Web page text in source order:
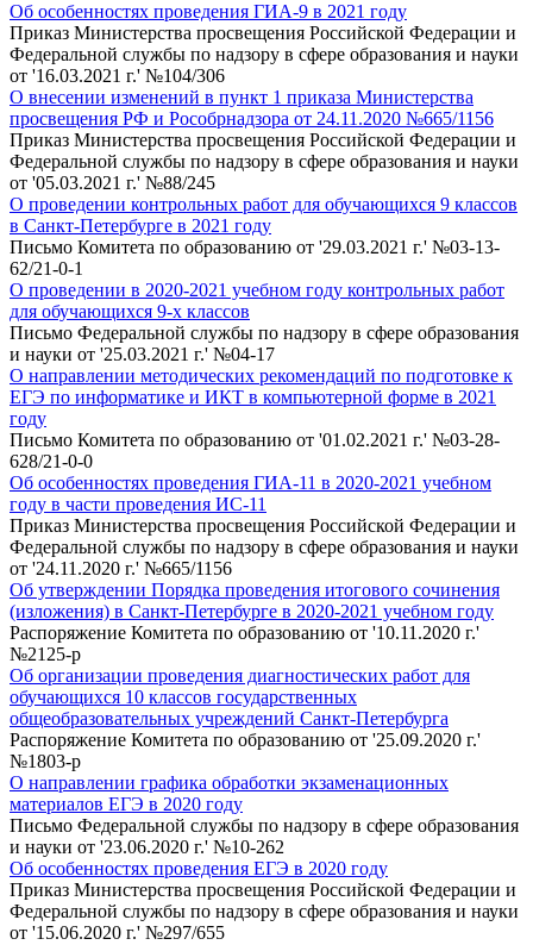
Об особенностях проведения ГИА-9 в 2021 году
Приказ Министерства просвещения Российской Федерации и
Федеральной службы по надзору в сфере образования и науки
от '16.03.2021 г.' №104/306
О внесении изменений в пункт 1 приказа Министерства
просвещения РФ и Рособрнадзора от 24.11.2020 №665/1156
Приказ Министерства просвещения Российской Федерации и
Федеральной службы по надзору в сфере образования и науки
от '05.03.2021 г.' №88/245
О проведении контрольных работ для обучающихся 9 классов
в Санкт-Петербурге в 2021 году
Письмо Комитета по образованию от '29.03.2021 г.' №03-13-
62/21-0-1
О проведении в 2020-2021 учебном году контрольных работ
для обучающихся 9-х классов
Письмо Федеральной службы по надзору в сфере образования
и науки от '25.03.2021 г.' №04-17
О направлении методических рекомендаций по подготовке к
ЕГЭ по информатике и ИКТ в компьютерной форме в 2021
году
Письмо Комитета по образованию от '01.02.2021 г.' №03-28-
628/21-0-0
Об особенностях проведения ГИА-11 в 2020-2021 учебном
году в части проведения ИС-11
Приказ Министерства просвещения Российской Федерации и
Федеральной службы по надзору в сфере образования и науки
от '24.11.2020 г.' №665/1156
Об утверждении Порядка проведения итогового сочинения
(изложения) в Санкт-Петербурге в 2020-2021 учебном году
Распоряжение Комитета по образованию от '10.11.2020 г.'
№2125-р
Об организации проведения диагностических работ для
обучающихся 10 классов государственных
общеобразовательных учреждений Санкт-Петербурга
Распоряжение Комитета по образованию от '25.09.2020 г.'
№1803-р
О направлении графика обработки экзаменационных
материалов ЕГЭ в 2020 году
Письмо Федеральной службы по надзору в сфере образования
и науки от '23.06.2020 г.' №10-262
Об особенностях проведения ЕГЭ в 2020 году
Приказ Министерства просвещения Российской Федерации и
Федеральной службы по надзору в сфере образования и науки
от '15.06.2020 г.' №297/655